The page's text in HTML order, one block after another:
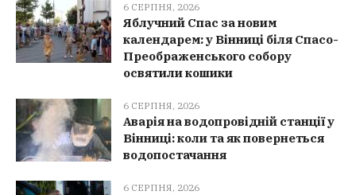
6 СЕРПНЯ, 2026
Яблучний Спас за новим
календарем: у Вінниці біля Спасо-
Преображенського собору
освятили кошики
6 СЕРПНЯ, 2026
Аварія на водопровідній станції у
Вінниці: коли та як повернеться
водопостачання
6 СЕРПНЯ, 2026